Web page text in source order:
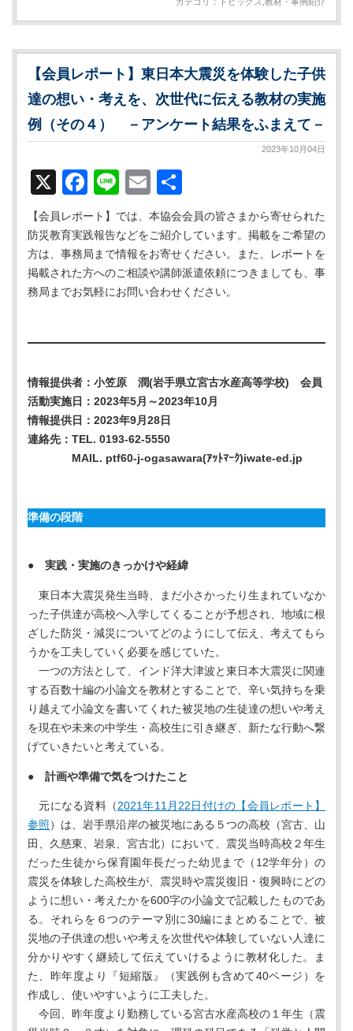
【会員レポート】東日本大震災を体験した子供
達の想い・考えを、次世代に伝える教材の実施
例（その４） －アンケート結果をふまえて－
2023年10月04日
X Facebook
LineEmail
有
【会員レポート】では、本協会会員の皆さまから寄せられた
防災教育実践報告などをご紹介しています。掲載をご希望の
方は、事務局まで情報をお寄せください。また、レポートを
掲載された方へのご相談や講師派遣依頼につきましても、事
務局までお気軽にお問い合わせください。
情報提供者：小笠原 潤(岩手県立宮古水産高等学校) 会員
活動実施日：2023年5月～2023年10月
情報提供日：2023年9月28日
連絡先：TEL. 0193-62-5550
MAIL. ptf60-j-ogasawara(ｱｯﾄﾏｰｸ)iwate-ed.jp
準備の段階
● 実践・実施のきっかけや経緯
東日本大震災発生当時、まだ小さかったり生まれていなか
った子供達が高校へ入学してくることが予想され、地域に根
ざした防災・減災についてどのようにして伝え、考えてもら
うかを工夫していく必要を感じていた。
一つの方法として、インド洋大津波と東日本大震災に関連
する百数十編の小論文を教材とすることで、辛い気持ちを乗
り越えて小論文を書いてくれた被災地の生徒達の想いや考え
を現在や未来の中学生・高校生に引き継ぎ、新たな行動へ繋
げていきたいと考えている。
● 計画や準備で気をつけたこと
元になる資料（2021年11月22日付けの【会員レポート】
参照 ）は、岩手県沿岸の被災地にある５つの高校（宮古、山
田、久慈東、岩泉、宮古北）において、震災当時高校２年生
だった生徒から保育園年長だった幼児まで（12学年分）の
震災を体験した高校生が、震災時や震災復旧・復興時にどの
ように想い・考えたかを600字の小論文で記載したものであ
る。それらを６つのテーマ別に30編にまとめることで、被
災地の子供達の想いや考えを次世代や体験していない人達に
分かりやすく継続して伝えていけるように教材化した。ま
た、昨年度より『短縮版』（実践例も含めて40ページ）を
作成し、使いやすいように工夫した。
今回、昨年度より勤務している宮古水産高校の１年生（震